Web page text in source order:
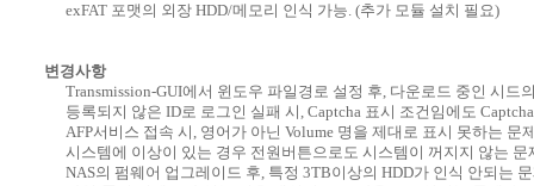
exFAT 포맷의 외장 HDD/메모리 인식 가능. (추가 모듈 설치 필요)
변경사항
Transmission-GUI에서 윈도우 파일경로 설정 후, 다운로드 중인 시드
등록되지 않은 ID로 로그인 실패 시, Captcha 표시 조건임에도
AFP서비스 접속 시, 영어가 아닌 Volume 명을 제대로 표시 못하는 문
시스템에 이상이 있는 경우 전원버튼으로도 시스템이 꺼지지 않는 문
NAS의 펌웨어 업그레이드 후, 특정 3TB이상의 HDD가 인식 안되는